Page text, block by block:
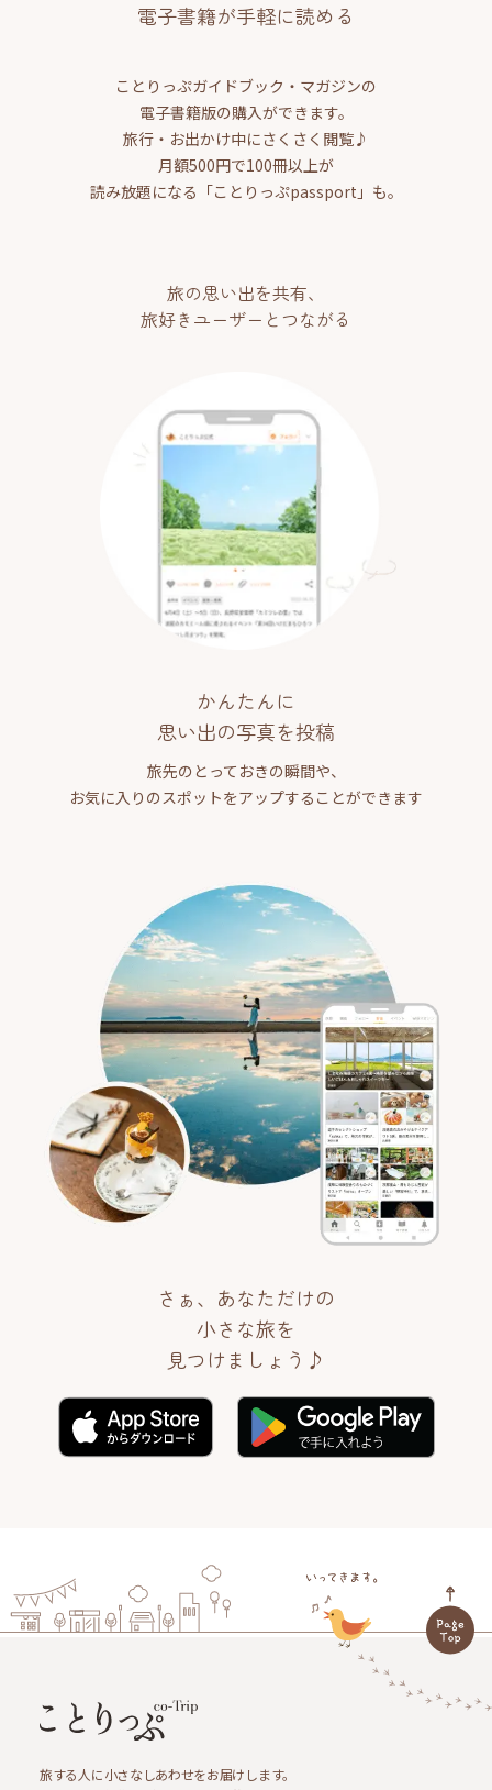
電子書籍が手軽に読める
ことりっぷガイドブック・マガジンの
電子書籍版の購入ができます。
旅行・お出かけ中にさくさく閲覧♪
月額500円で100冊以上が
読み放題になる「ことりっぷpassport」も。
旅の思い出を共有、
旅好きユーザーとつながる
かんたんに
思い出の写真を投稿
旅先のとっておきの瞬間や、
お気に入りのスポットをアップすることができます
さぁ、あなただけの
小さな旅を
見つけましょう♪
旅する人に小さなしあわせをお届けします。